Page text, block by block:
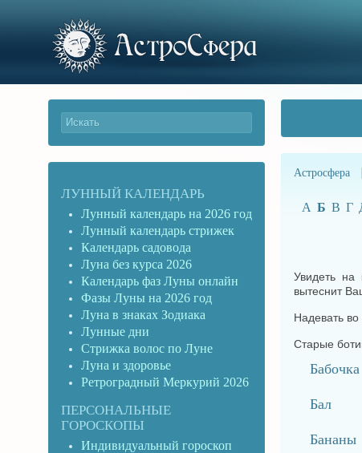
Астросфера
А Б В Г
Увидеть
вытеснит
Надевать
Старые
Бабочка
Бал
Бананы
ЛУННЫЙ КАЛЕНДАРЬ
Лунный календарь на 2026 год
Лунный календарь стрижек
Календарь садовода
Луна без курса 2026
Календарь фаз Луны онлайн
Фазы Луны на 2026 год
Луна в знаках Зодиака
Лунные дни
Стрижка волос по Луне
Луна и здоровье
Ретроградный Меркурий 2026
ПЕРСОНАЛЬНЫЕ
ГОРОСКОПЫ
Индивидуальный гороскоп